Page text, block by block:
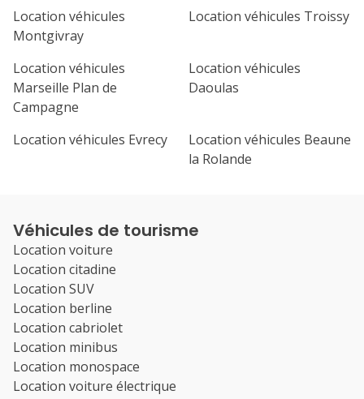
Location véhicules
Montgivray
Location véhicules Troissy
Location véhicules
Marseille Plan de
Campagne
Location véhicules
Daoulas
Location véhicules Evrecy
Location véhicules Beaune
la Rolande
Véhicules de tourisme
Location voiture
Location citadine
Location SUV
Location berline
Location cabriolet
Location minibus
Location monospace
Location voiture électrique